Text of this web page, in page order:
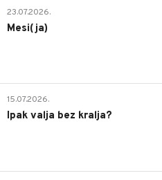
23.07.2026.
Mesi(ja)
15.07.2026.
Ipak valja bez kralja?